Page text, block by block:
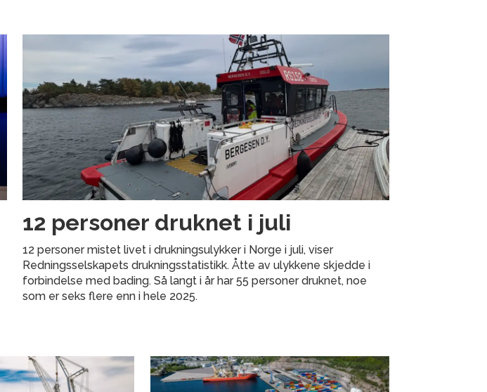
12 personer druknet i juli
12 personer mistet livet i drukningsulykker i Norge i juli, viser
Redningsselskapets drukningsstatistikk. Åtte av ulykkene skjedde i
forbindelse med bading. Så langt i år har 55 personer druknet, noe
som er seks flere enn i hele 2025.